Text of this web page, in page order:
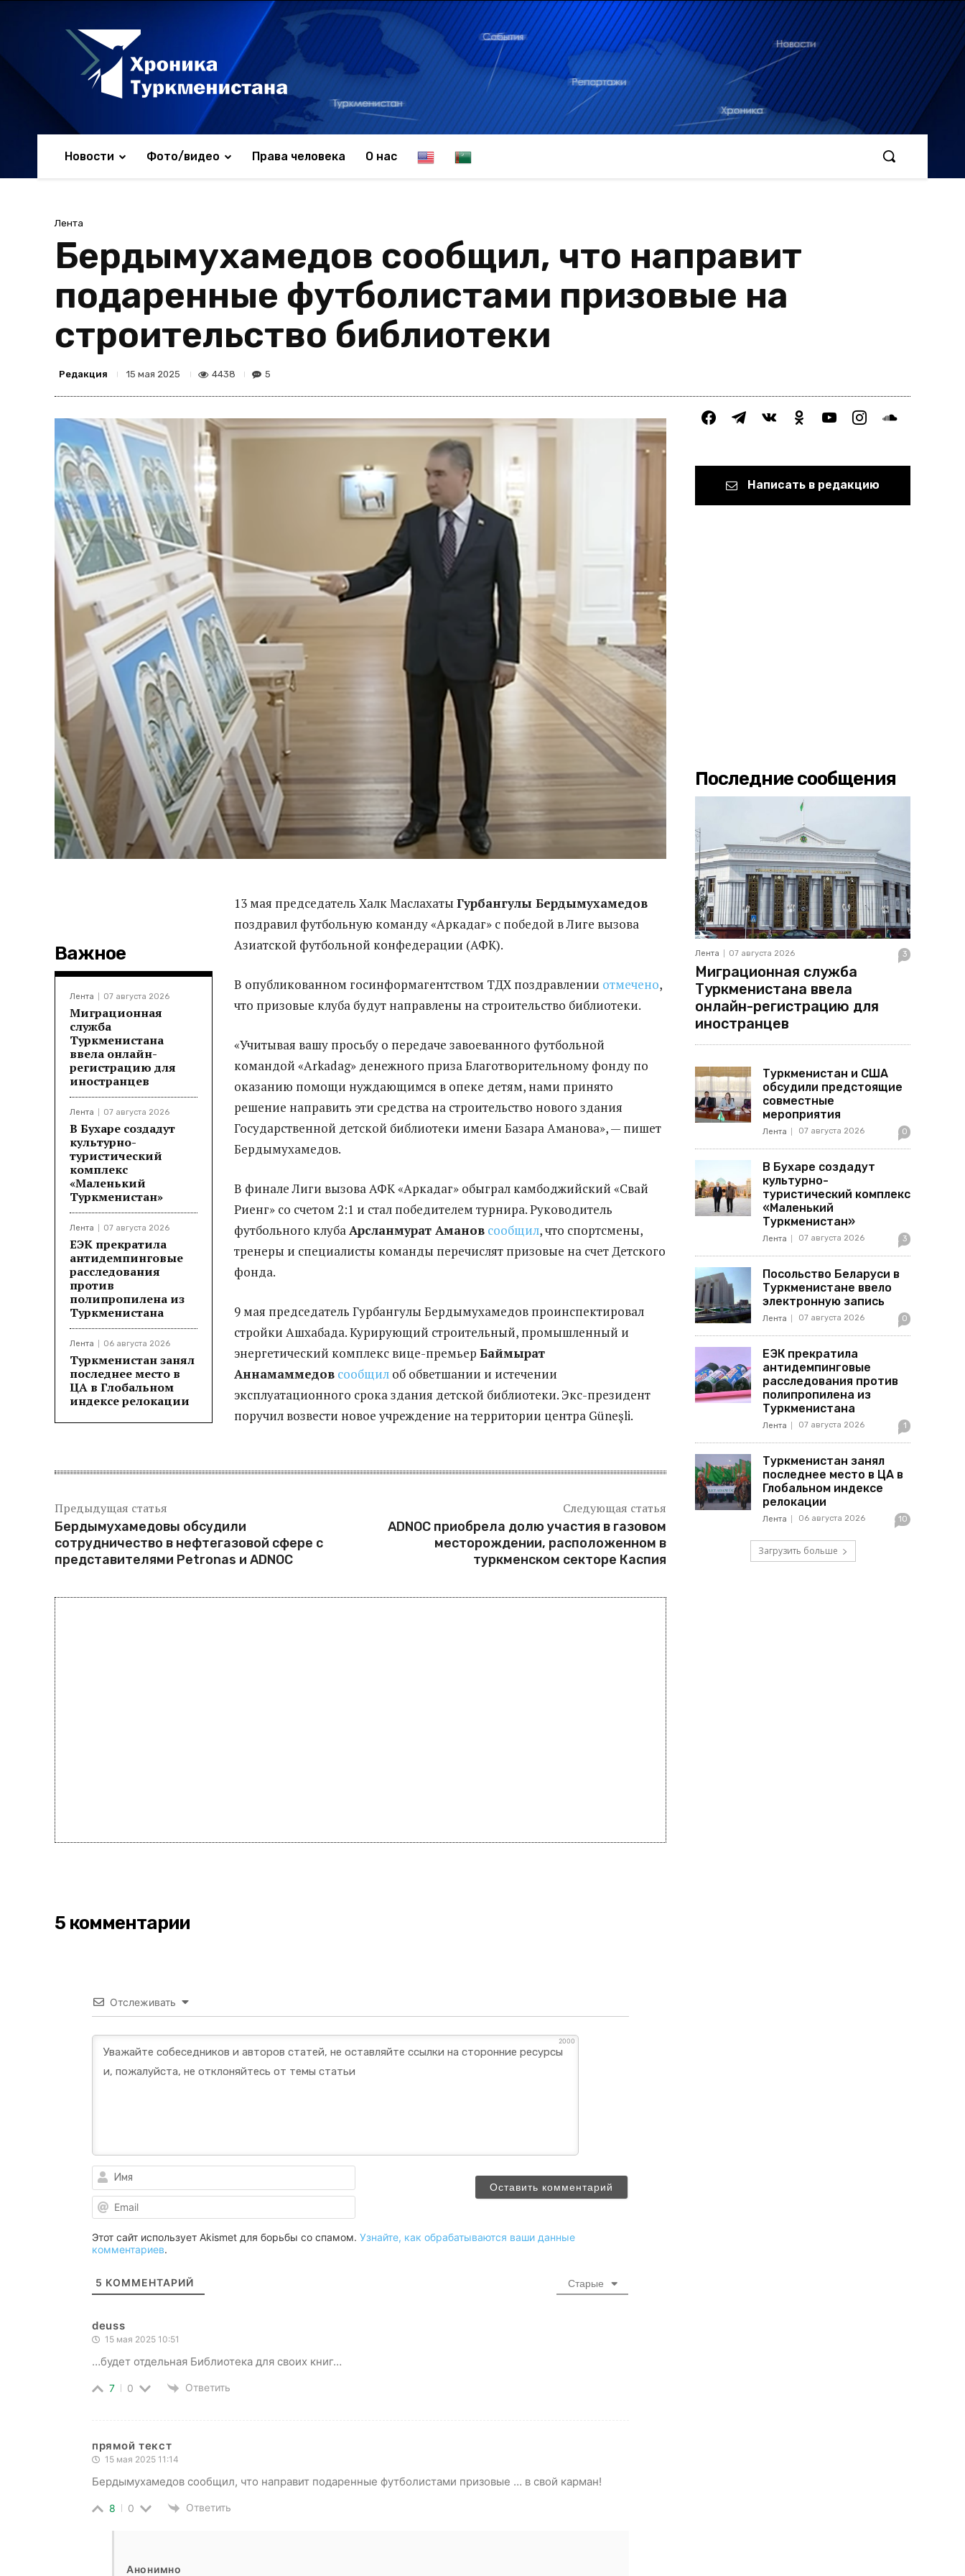
Новости Фото/видео Права человека О нас E
l
i
h
T
k
m
n
c
e
Лента
Бердымухамедов сообщил, что направит
подаренные футболистами призовые на
строительство библиотеки
Редакция 15 мая 2025 4438 5
Важное
Лента 07 августа 2026
Миграционная
служба
Туркменистана
ввела онлайн-
регистрацию для
иностранцев
Лента 07 августа 2026
В Бухаре создадут
культурно-
туристический
комплекс
«Маленький
Туркменистан»
Лента 07 августа 2026
ЕЭК прекратила
антидемпинговые
расследования
против
полипропилена из
Туркменистана
Лента 06 августа 2026
Туркменистан занял
последнее место в
ЦА в Глобальном
индексе релокации
13 мая председатель Халк Маслахаты Гурбангулы Бердымухамедов
поздравил футбольную команду «Аркадаг» с победой в Лиге вызова
Азиатской футбольной конфедерации (АФК).
В опубликованном госинформагентством ТДХ поздравлении отмечено,
что призовые клуба будут направлены на строительство библиотеки.
«Учитывая вашу просьбу о передаче завоеванного футбольной
командой «Arkadag» денежного приза Благотворительному фонду по
оказанию помощи нуждающимся в опеке детям, нами принято
решение направить эти средства на строительство нового здания
Государственной детской библиотеки имени Базара Аманова», — пишет
Бердымухамедов.
В финале Лиги вызова АФК «Аркадаг» обыграл камбоджийский «Свай
Риенг» со счетом 2:1 и стал победителем турнира. Руководитель
футбольного клубаАрсланмурат Аманов сообщил, что спортсмены,
тренеры и специалисты команды перечислят призовые на счет Детского
фонда.
9 мая председатель Гурбангулы Бердымухамедов проинспектировал
стройки Ашхабада. Курирующий строительный, промышленный и
энергетический комплекс вице-премьер Баймырат
Аннамаммедов сообщил об обветшании и истечении
эксплуатационного срока здания детской библиотеки. Экс-президент
поручил возвести новое учреждение на территории центра Güneşli.
Предыдущая статья
Бердымухамедовы обсудили
сотрудничество в нефтегазовой сфере с
представителями Petronas и ADNOC
Следующая статья
ADNOC приобрела долю участия в газовом
месторождении, расположенном в
туркменском секторе Каспия
5 комментарии
Отслеживать
2000
Этот сайт использует Akismet для борьбы со спамом. Узнайте, как обрабатываются ваши данные
комментариев.
5 КОММЕНТАРИЙ Старые
deuss
15 мая 2025 10:51
…будет отдельная Библиотека для своих книг…
7 0 Ответить
прямой текст
15 мая 2025 11:14
Бердымухамедов сообщил, что направит подаренные футболистами призовые … в свой карман!
8 0 Ответить
Анонимно
facebooktelegramvkontakteodnoklassniki
youtubeinstagramsoundcloud
Написать в редакцию
Последние сообщения
Лента 07 августа 2026 3
Миграционная служба
Туркменистана ввела
онлайн-регистрацию для
иностранцев
Туркменистан и США
обсудили предстоящие
совместные
мероприятия
Лента 07 августа 2026 0
В Бухаре создадут
культурно-
туристический комплекс
«Маленький
Туркменистан»
Лента 07 августа 2026 3
Посольство Беларуси в
Туркменистане ввело
электронную запись
Лента 07 августа 2026 0
ЕЭК прекратила
антидемпинговые
расследования против
полипропилена из
Туркменистана
Лента 07 августа 2026 1
Туркменистан занял
последнее место в ЦА в
Глобальном индексе
релокации
Лента 06 августа 2026 10
Загрузить больше